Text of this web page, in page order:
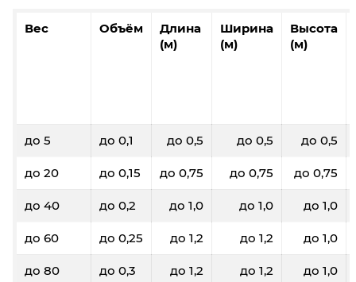
Вес Объём
Длина
(м)
Ширина
(м)
Высота
(м)
до 5 до 0,1 до 0,5 до 0,5 до 0,5
до 20 до 0,15 до 0,75 до 0,75 до 0,75
до 40 до 0,2 до 1,0 до 1,0 до 1,0
до 60 до 0,25 до 1,2 до 1,2 до 1,0
до 80 до 0,3 до 1,2 до 1,2 до 1,0